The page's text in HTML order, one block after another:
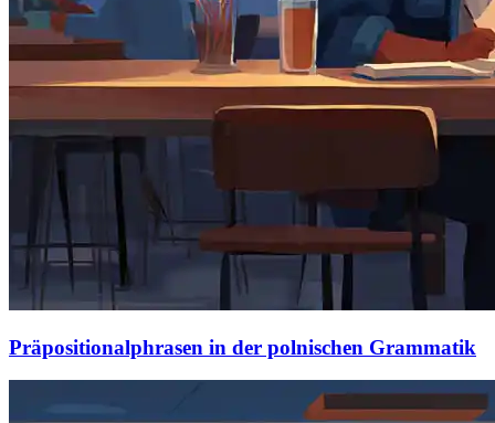
Präpositionalphrasen in der polnischen Grammatik